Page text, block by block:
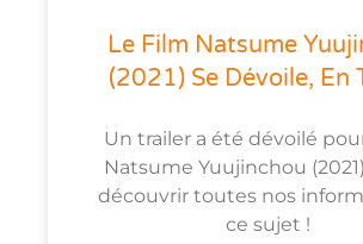
Le Film Natsume
(2021) Se Dévoile, En
Un trailer a été dévoilé
Natsume Yuujinchou
découvrir toutes nos
ce sujet !